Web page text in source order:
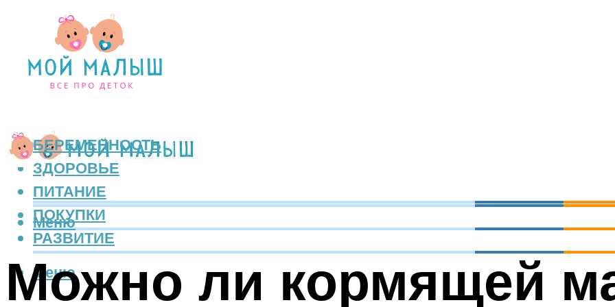
БЕРЕМЕННОСТЬ
ЗДОРОВЬЕ
ПИТАНИЕ
ПОКУПКИ
РАЗВИТИЕ
Меню
Меню
Можно ли кормящей